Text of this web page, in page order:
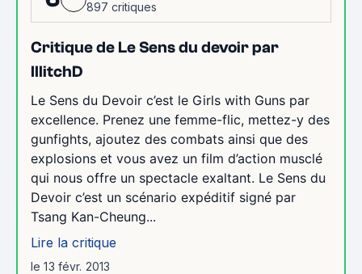
897 critiques
Critique de Le Sens du devoir par
IllitchD
Le Sens du Devoir c’est le Girls with Guns par
excellence. Prenez une femme-flic, mettez-y des
gunfights, ajoutez des combats ainsi que des
explosions et vous avez un film d’action musclé
qui nous offre un spectacle exaltant. Le Sens du
Devoir c’est un scénario expéditif signé par
Tsang Kan-Cheung...
Lire la critique
le 13 févr. 2013